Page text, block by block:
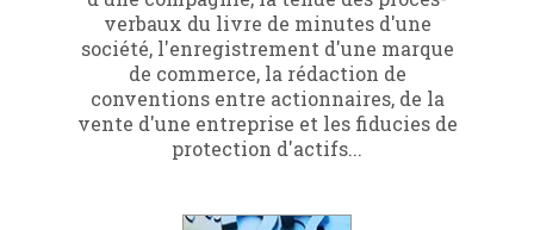
verbaux du livre de minutes d'une
société, l'enregistrement d'une marque
de commerce, la rédaction de
conventions entre actionnaires, de la
vente d'une entreprise et les fiducies de
protection d'actifs...